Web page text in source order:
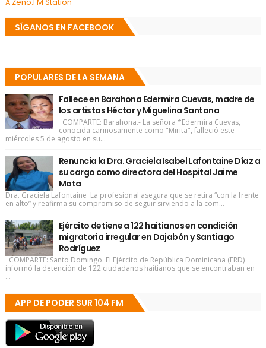
A Zeno.FM Station
SÍGANOS EN FACEBOOK
POPULARES DE LA SEMANA
Fallece en Barahona Edermira Cuevas, madre de
los artistas Héctor y Miguelina Santana
COMPARTE: Barahona.- La señora *Edermira Cuevas,
conocida cariñosamente como "Mirita", falleció este
miércoles 5 de agosto en su...
Renuncia la Dra. Graciela Isabel Lafontaine Díaz a
su cargo como directora del Hospital Jaime
Mota
Dra. Graciela Lafontaine La profesional asegura que se retira “con la frente
en alto” y reafirma su compromiso de seguir sirviendo a la com...
Ejército detiene a 122 haitianos en condición
migratoria irregular en Dajabón y Santiago
Rodríguez
COMPARTE: Santo Domingo. El Ejército de República Dominicana (ERD)
informó la detención de 122 ciudadanos haitianos que se encontraban en
...
APP DE PODER SUR 104 FM